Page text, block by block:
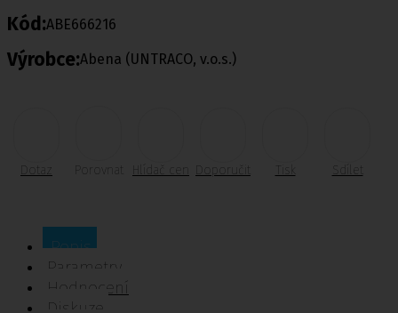
Kód:ABE666216
Výrobce:Abena (UNTRACO, v.o.s.)
Dotaz Porovnat Doporučit Tisk Sdílet
Popis
Parametry
Hodnocení
Diskuze